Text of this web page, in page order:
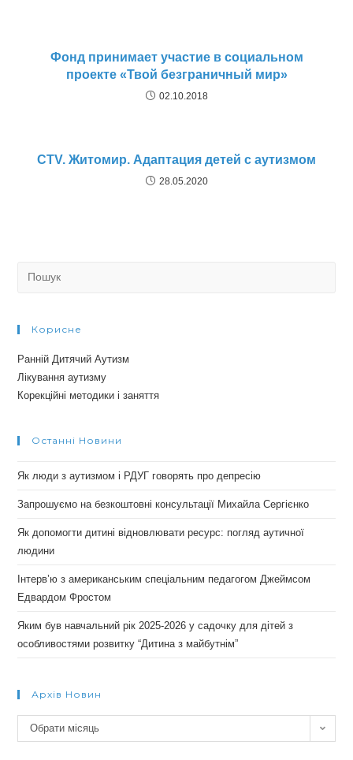
Фонд принимает участие в социальном
проекте «Твой безграничный мир»
02.10.2018
СTV. Житомир. Адаптация детей с аутизмом
28.05.2020
Корисне
Ранній Дитячий Аутизм
Лікування аутизму
Корекційні методики і заняття
Останні Новини
Як люди з аутизмом і РДУГ говорять про депресію
Запрошуємо на безкоштовні консультації Михайла Сергієнко
Як допомогти дитині відновлювати ресурс: погляд аутичної
людини
Інтерв’ю з американським спеціальним педагогом Джеймсом
Едвардом Фростом
Яким був навчальний рік 2025-2026 у садочку для дітей з
особливостями розвитку “Дитина з майбутнім”
Архів Новин
Архів
новин
Обрати місяць